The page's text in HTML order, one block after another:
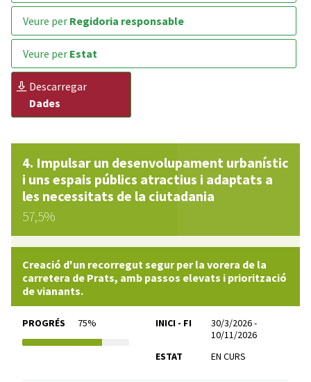
veure per Regidoria responsable
veure per Estat
descarregar
Dades
Impulsar un desenvolupament urbanístic
i uns espais públics atractius i adaptats a
les necessitats de la ciutadania
57,5%
Creació d'un recorregut segur per la vorera de la
carretera de Prats, amb passos elevats i priorització
de vianants.
PROGRÉS 75% INICI - FI
30/3/2026 -
10/11/2026
ESTAT
EN CURS